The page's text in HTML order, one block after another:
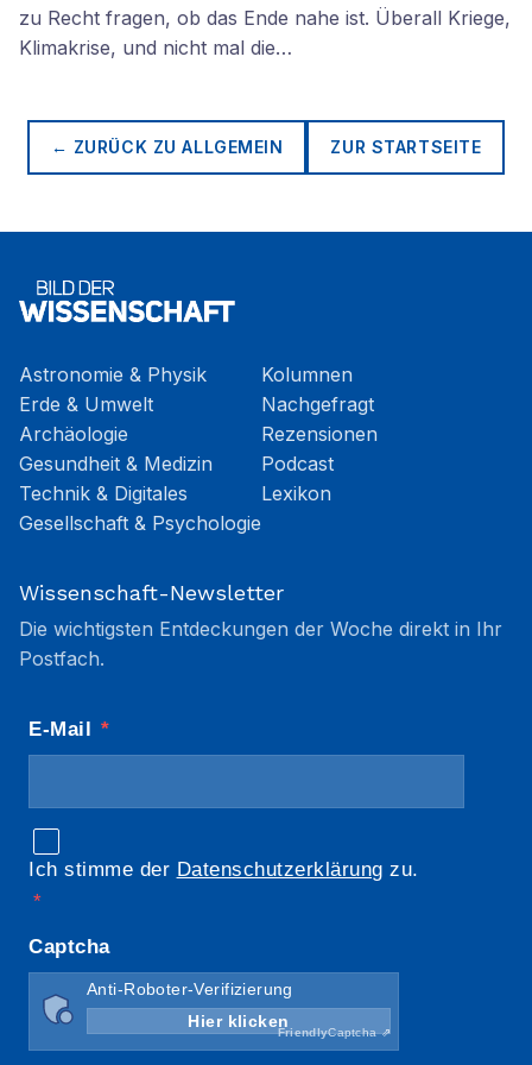
zu Recht fragen, ob das Ende nahe ist. Überall Kriege,
Klimakrise, und nicht mal die…
← ZURÜCK ZUALLGEMEIN ZUR STARTSEITE
Astronomie & Physik
Erde & Umwelt
Archäologie
Gesundheit & Medizin
Technik & Digitales
Gesellschaft & Psychologie
Kolumnen
Nachgefragt
Rezensionen
Podcast
Lexikon
Wissenschaft-Newsletter
Die wichtigsten Entdeckungen der Woche direkt in Ihr
Postfach.